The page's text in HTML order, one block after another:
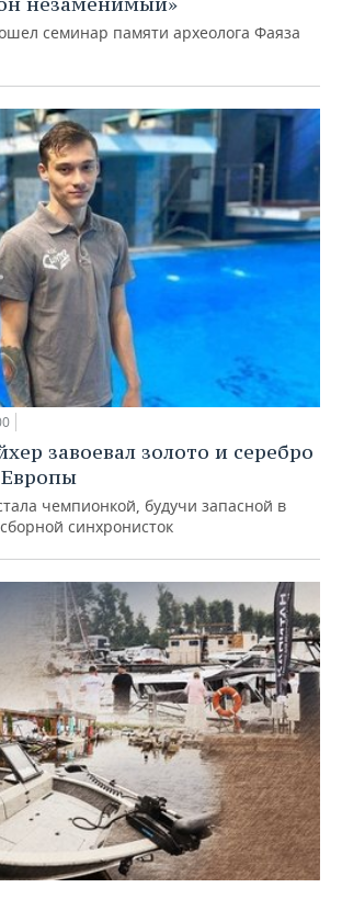
семинар памяти археолога Фаяза
завоевал золото и серебро
чемпионкой, будучи запасной в
синхронисток